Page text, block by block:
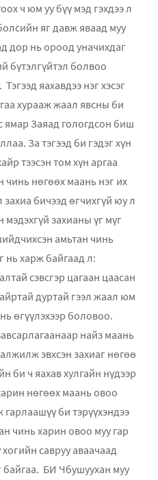
ч юм уу бүү мэд гэхдээ л
яг давж яваад муу
дор нь ороод уначихдаг
бүтэлгүйтэл болвоо
яахавдээ нэг хэсэг
хурааж жаал явсны би
ямар Заяад гологдсон биш
За тэгээд би гэдэг хүн
тээсэн том хүн аргаа
чинь нөгөөх маань нэг их
бичээд өгчихгүй юу л
захианы үг мүг
амьтан чинь
нь харж байгаад л:
цагаан цаасан
дуртай гээл жаал юм
өгүүлэхээр боловоо.
найз маань
эвхсэн захиаг нөгөө
би ч яахав хулгайн нүдээр
нөгөөх маань овоо
би тэрүүхэндээ
чинь харин овоо муу гар
савруу аваачаад
байгаа. БИ Чбушуухан муу